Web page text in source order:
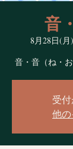
音
8月28日(月)
音・音（ね・
受
他